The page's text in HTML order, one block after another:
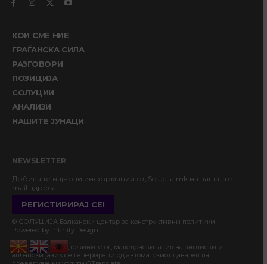
КОИ СМЕ НИЕ
ГРАЃАНСКА СИЛА
РАЗГОВОРИ
ПОЗИЦИЈА
СОЛУЦИИ
АНАЛИЗИ
НАШИТЕ ЈУНАЦИ
NEWSLETTER
Добивајте најнови информации од Solucija.mk на вашата e-
mail адреса.
РЕГИСТИРИРАЈ СЕ!
© СОЛУЦИЈА Балкански центар за конструктивни политики |
Powered by Infinity Design
Преводите на содржините од македонски јазик на англиски и
албански јазик се генерирани од автоматскиот давател на